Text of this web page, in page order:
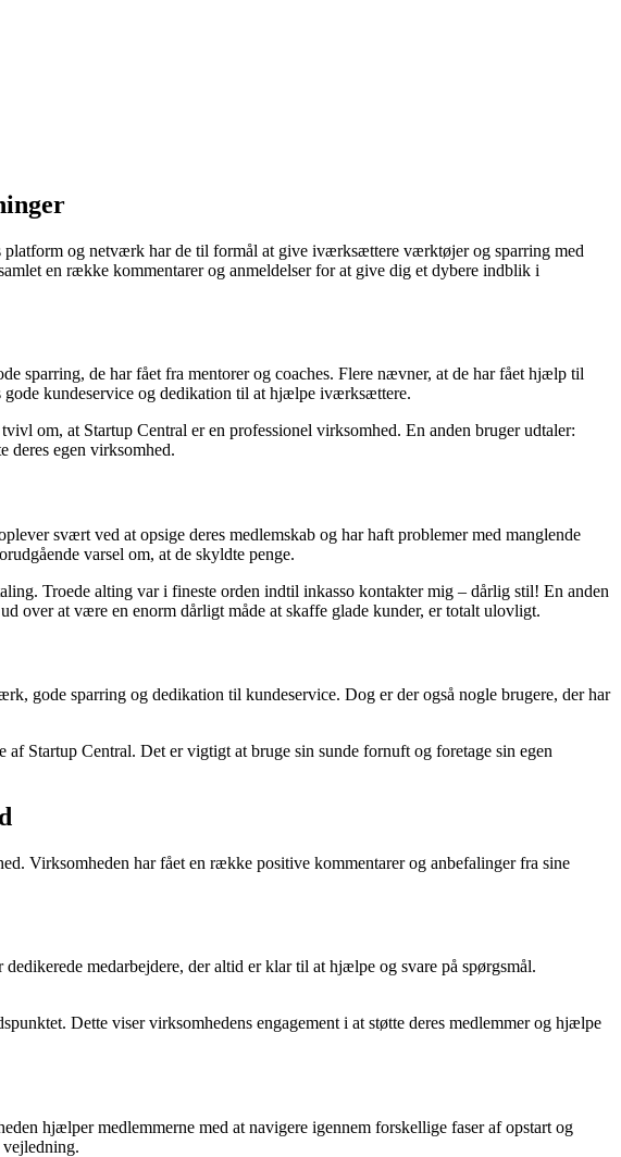
og netværk har de til formål at give iværksættere værktøjer og sparring med
en række kommentarer og anmeldelser for at give dig et dybere indblik i
sparring, de har fået fra mentorer og coaches. Flere nævner, at de har fået hjælp til
kundeservice og dedikation til at hjælpe iværksættere.
om, at Startup Central er en professionel virksomhed. En anden bruger udtaler:
deres egen virksomhed.
svært ved at opsige deres medlemskab og har haft problemer med manglende
varsel om, at de skyldte penge.
Troede alting var i fineste orden indtil inkasso kontakter mig – dårlig stil! En anden
over at være en enorm dårligt måde at skaffe glade kunder, er totalt ulovligt.
gode sparring og dedikation til kundeservice. Dog er der også nogle brugere, der har
Startup Central. Det er vigtigt at bruge sin sunde fornuft og foretage sin egen
Virksomheden har fået en række positive kommentarer og anbefalinger fra sine
medarbejdere, der altid er klar til at hjælpe og svare på spørgsmål.
Dette viser virksomhedens engagement i at støtte deres medlemmer og hjælpe
hjælper medlemmerne med at navigere igennem forskellige faser af opstart og